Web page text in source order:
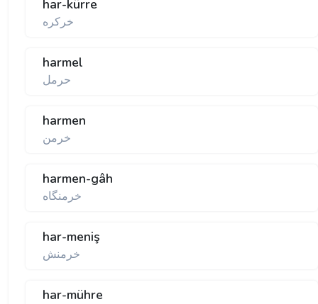
har-kürre
خركره
harmel
حرمل
harmen
خرمن
harmen-gâh
خرمنگاه
har-meniş
خرمنش
har-mühre